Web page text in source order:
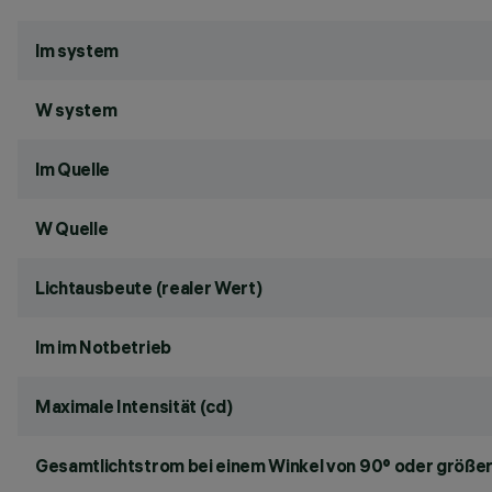
lm system
W system
lm Quelle
W Quelle
Lichtausbeute (realer Wert)
lm im Notbetrieb
Maximale Intensität (cd)
Gesamtlichtstrom bei einem Winkel von 90° oder